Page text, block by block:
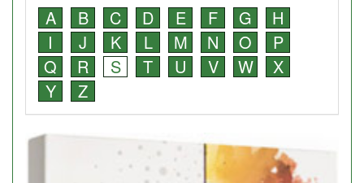
A B C D E F G
H
I
J K L M N O
P
Q
R S T U V W
X
Y
Z